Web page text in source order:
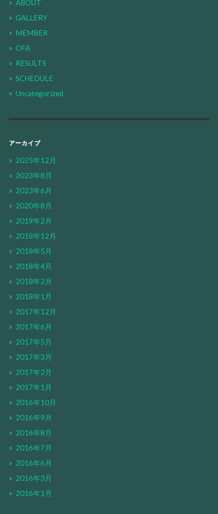
ABOUT
GALLERY
MEMBER
OFA
RESULTS
SCHEDULE
Uncategorized
アーカイブ
2025年12月
2023年8月
2023年6月
2020年8月
2019年2月
2018年12月
2018年5月
2018年4月
2018年2月
2018年1月
2017年12月
2017年6月
2017年5月
2017年3月
2017年2月
2017年1月
2016年10月
2016年9月
2016年8月
2016年7月
2016年6月
2016年3月
2016年1月